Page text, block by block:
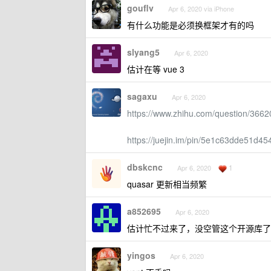
gouflv Apr 6, 2020 via iPhone
有什么功能是必须换框架才有的吗
slyang5 Apr 6, 2020
估计在等 vue 3
sagaxu Apr 6, 2020
https://www.zhihu.com/question/
https://juejin.im/pin/
dbskcnc Apr 6, 2020 1
quasar 更新相当频繁
a852695 Apr 6, 2020
估计忙不过来了，没空管这个开源库了
yingos Apr 6, 2020